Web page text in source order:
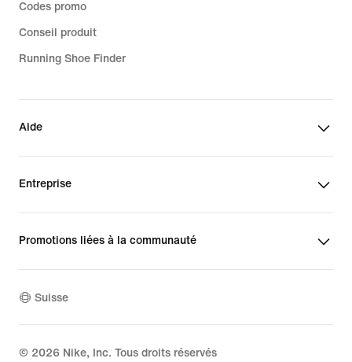
Codes promo
Conseil produit
Running Shoe Finder
Aide
Entreprise
Promotions liées à la communauté
Suisse
© 2026 Nike, Inc. Tous droits réservés